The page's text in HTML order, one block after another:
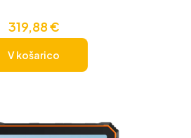
319,88€
V košarico